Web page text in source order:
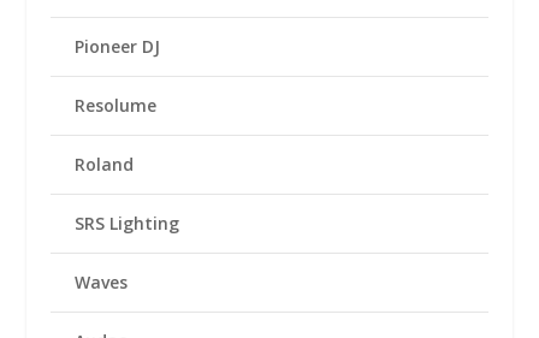
Pioneer DJ
Resolume
Roland
SRS Lighting
Waves